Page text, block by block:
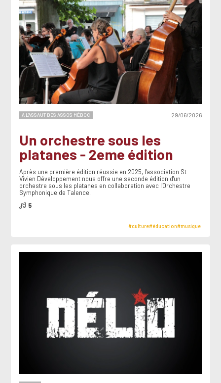
A L'ASSAUT DES ASSOS MÉDOC 29/06/2026
Un orchestre sous les
platanes - 2eme édition
Après une première édition réussie en 2025, l'association St
Vivien Développement nous offre une seconde édition d'un
orchestre sous les platanes en collaboration avec l'Orchestre
Symphonique de Talence.
5
#culture#éducation#musique